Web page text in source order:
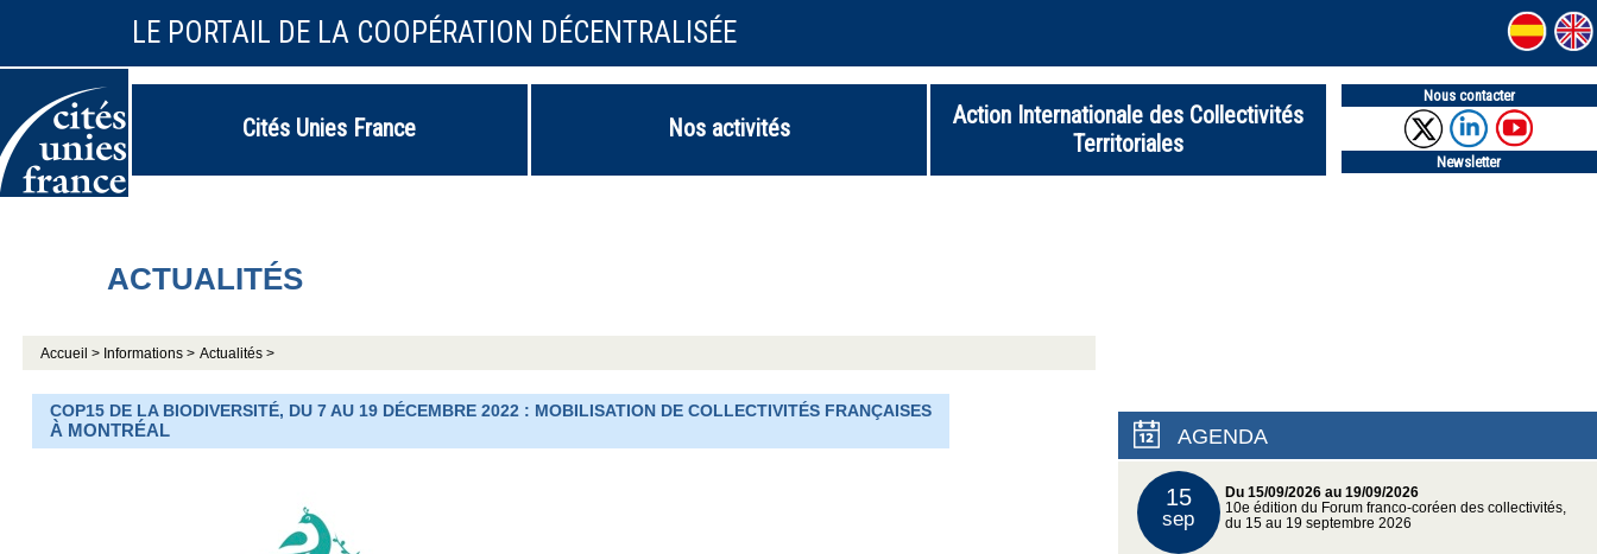
LE PORTAIL DE LA COOPÉRATION DÉCENTRALISÉE
Cités Unies France Nos activités
Action Internationale des Collectivités
Territoriales
Nous contacter
Newsletter
ACTUALITÉS
Accueil > Informations > Actualités >
COP15 DE LA BIODIVERSITÉ, DU 7 AU 19 DÉCEMBRE 2022 : MOBILISATION DE COLLECTIVITÉS FRANÇAISES
À MONTRÉAL AGENDA
15
sep
Du 15/09/2026 au 19/09/2026
10e édition du Forum franco-coréen des collectivités,
du 15 au 19 septembre 2026